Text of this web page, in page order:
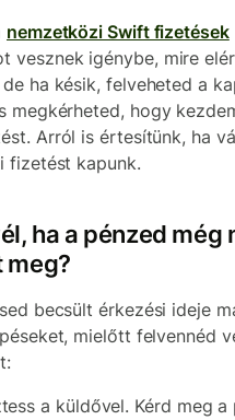
nemzetközi Swift fizetések
vesznek igénybe, mire
ha késik, felveheted a
megkérheted, hogy
Arról is értesítünk, ha
fizetést kapunk.
ha a pénzed még
meg?
becsült érkezési ideje
mielőtt felvennéd
a küldővel. Kérd meg